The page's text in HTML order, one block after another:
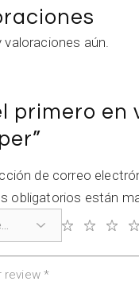
valoraciones aún.
primero en
de correo
obligatorios están